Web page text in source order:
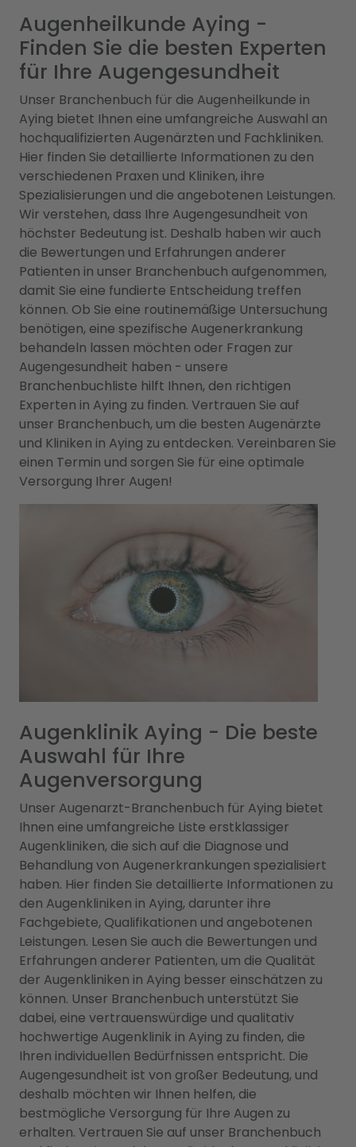
Augenheilkunde Aying -
Finden Sie die besten Experten
für Ihre Augengesundheit
Unser Branchenbuch für die Augenheilkunde in
Aying bietet Ihnen eine umfangreiche Auswahl an
hochqualifizierten Augenärzten und Fachkliniken.
Hier finden Sie detaillierte Informationen zu den
verschiedenen Praxen und Kliniken, ihre
Spezialisierungen und die angebotenen Leistungen.
Wir verstehen, dass Ihre Augengesundheit von
höchster Bedeutung ist. Deshalb haben wir auch
die Bewertungen und Erfahrungen anderer
Patienten in unser Branchenbuch aufgenommen,
damit Sie eine fundierte Entscheidung treffen
können. Ob Sie eine routinemäßige Untersuchung
benötigen, eine spezifische Augenerkrankung
behandeln lassen möchten oder Fragen zur
Augengesundheit haben - unsere
Branchenbuchliste hilft Ihnen, den richtigen
Experten in Aying zu finden. Vertrauen Sie auf
unser Branchenbuch, um die besten Augenärzte
und Kliniken in Aying zu entdecken. Vereinbaren Sie
einen Termin und sorgen Sie für eine optimale
Versorgung Ihrer Augen!
Augenklinik Aying - Die beste
Auswahl für Ihre
Augenversorgung
Unser Augenarzt-Branchenbuch für Aying bietet
Ihnen eine umfangreiche Liste erstklassiger
Augenkliniken, die sich auf die Diagnose und
Behandlung von Augenerkrankungen spezialisiert
haben. Hier finden Sie detaillierte Informationen zu
den Augenkliniken in Aying, darunter ihre
Fachgebiete, Qualifikationen und angebotenen
Leistungen. Lesen Sie auch die Bewertungen und
Erfahrungen anderer Patienten, um die Qualität
der Augenkliniken in Aying besser einschätzen zu
können. Unser Branchenbuch unterstützt Sie
dabei, eine vertrauenswürdige und qualitativ
hochwertige Augenklinik in Aying zu finden, die
Ihren individuellen Bedürfnissen entspricht. Die
Augengesundheit ist von großer Bedeutung, und
deshalb möchten wir Ihnen helfen, die
bestmögliche Versorgung für Ihre Augen zu
erhalten. Vertrauen Sie auf unser Branchenbuch